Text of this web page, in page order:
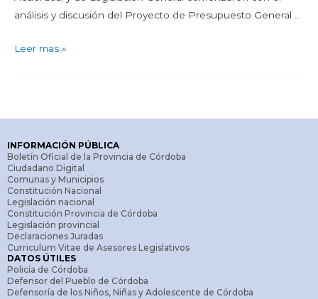
análisis y discusión del Proyecto de Presupuesto General …
Leer mas »
INFORMACIÓN PÚBLICA
Boletín Oficial de la Provincia de Córdoba
Ciudadano Digital
Comunas y Municipios
Constitución Nacional
Legislación nacional
Constitución Provincia de Córdoba
Legislación provincial
Declaraciones Juradas
Curriculum Vitae de Asesores Legislativos
DATOS ÚTILES
Policía de Córdoba
Defensor del Pueblo de Córdoba
Defensoría de los Niños, Niñas y Adolescente de Córdoba